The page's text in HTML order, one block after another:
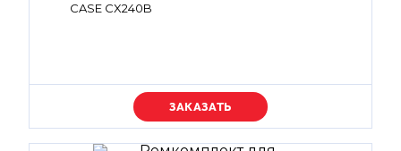
CASE CX240B
Уточняйте цену